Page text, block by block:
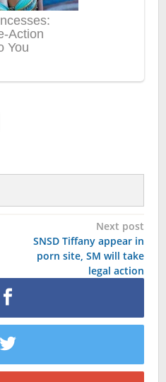
Next post
SNSD Tiffany appear in
porn site, SM will take
legal action